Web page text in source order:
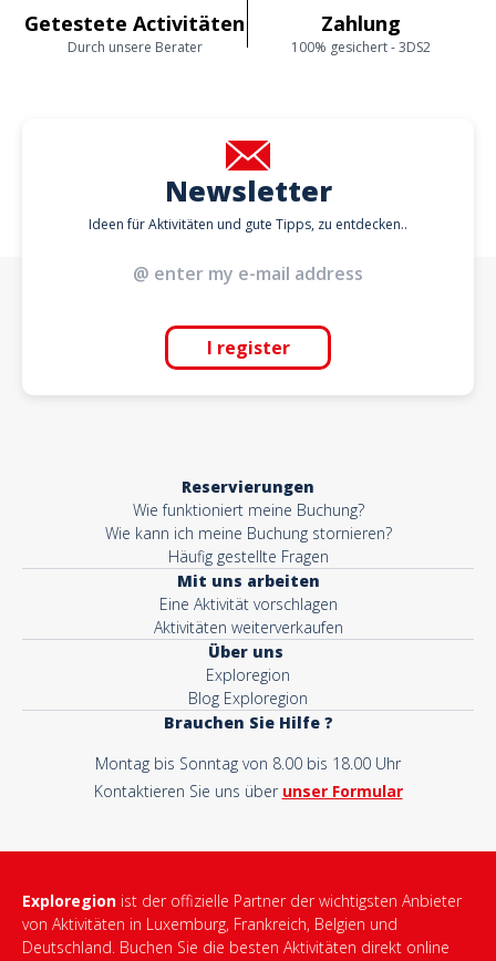
Getestete Activitäten
Durch unsere Berater
Zahlung
100% gesichert - 3DS2
Newsletter
Ideen für Aktivitäten und gute Tipps, zu entdecken..
I register
Reservierungen
Wie funktioniert meine Buchung?
Wie kann ich meine Buchung stornieren?
Häufig gestellte Fragen
Mit uns arbeiten
Eine Aktivität vorschlagen
Aktivitäten weiterverkaufen
Über uns
Exploregion
Blog Exploregion
Brauchen Sie Hilfe ?
Montag bis Sonntag von 8.00 bis 18.00 Uhr
Kontaktieren Sie uns über unser Formular
Exploregion ist der offizielle Partner der wichtigsten Anbieter
von Aktivitäten in Luxemburg, Frankreich, Belgien und
Deutschland. Buchen Sie die besten Aktivitäten direkt online